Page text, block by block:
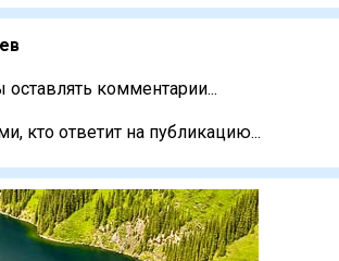
оставлять комментарии...
кто ответит на публикацию...